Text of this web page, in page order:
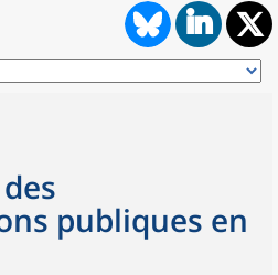
publiques en